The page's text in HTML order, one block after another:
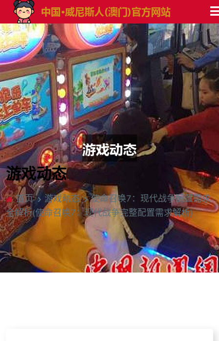
游戏动态
首页 游戏动态
使命召唤7：现代战争配置需求
全解析(使命召唤7：现代战争完整配置需求解析)